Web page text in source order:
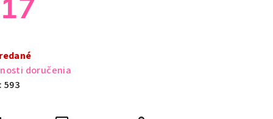
doručenia
593